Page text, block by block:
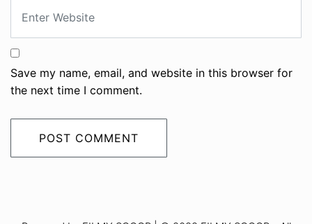
Save my name, email, and website in this browser for
the next time I comment.